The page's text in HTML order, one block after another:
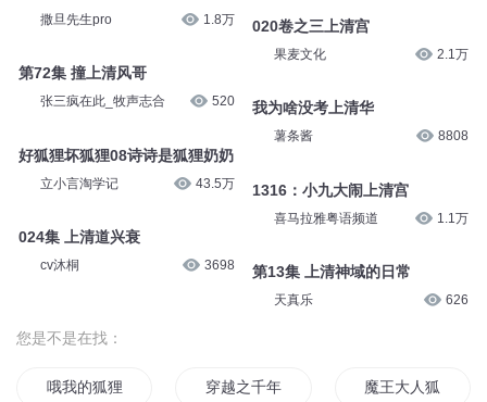
撒旦先生pro 1.8万
第72集 撞上清风哥
张三疯在此_牧声志合 520
好狐狸坏狐狸08诗诗是狐狸奶奶
立小言淘学记 43.5万
024集 上清道兴衰
cv沐桐 3698
020卷之三上清宫
果麦文化 2.1万
我为啥没考上清华
薯条酱 8808
1316：小九大闹上清宫
喜马拉雅粤语频道 1.1万
第13集 上清神域的日常
天真乐 626
您是不是在找：
哦我的狐狸 穿越之千年狐狸爱上我 魔王大人狐狸要